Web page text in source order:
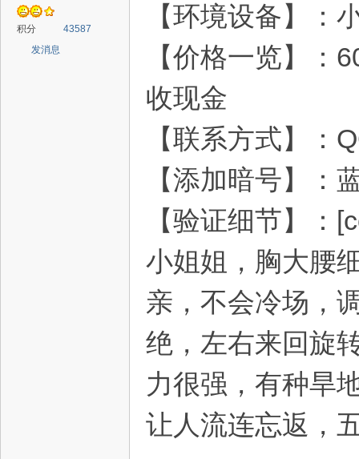
积分
43587
发消息
【环境设备】：
【价格一览】
收现金
【联系方式】
【添加暗号】：
【验证细节】：
小姐姐，胸大腰
亲，不会冷场，
绝，左右来回旋
力很强，有种旱
让人流连忘返，